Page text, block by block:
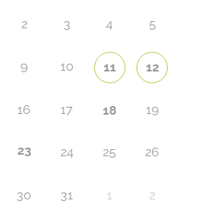
2 3 4 5
9 10 11 12
16 17 18 19
23 24 25 26
30 31 1 2